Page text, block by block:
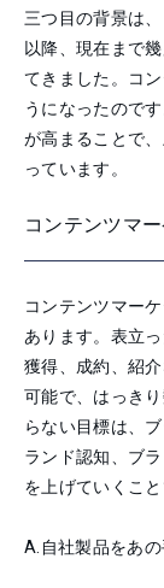
三つ目の背景は
以降、現在まで
てきました。コ
うになったので
が高まることで
っています。
コンテンツマ
コンテンツマー
あります。表立
獲得、成約、紹
可能で、はっき
らない目標は、
ランド認知、ブ
を上げていくこと
A.自社製品をあ